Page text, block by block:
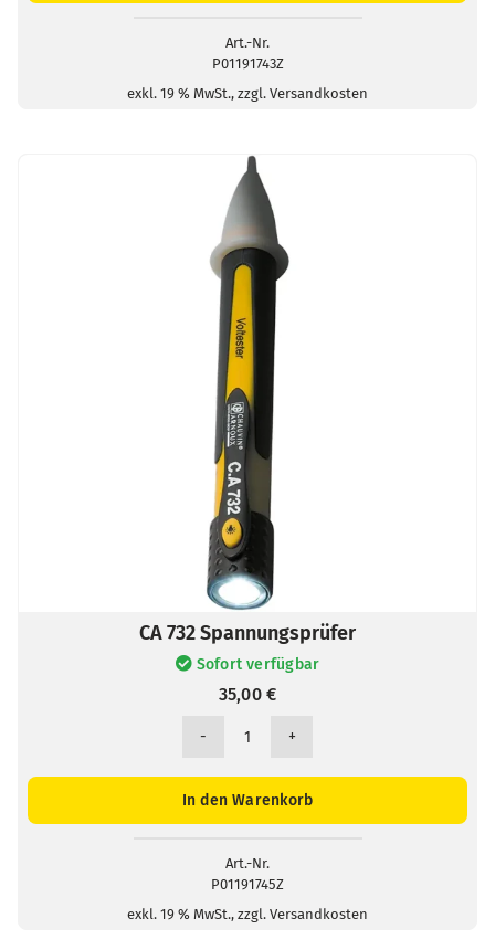
Art.-Nr.
P01191743Z
exkl. 19 % MwSt., zzgl. Versandkosten
CA 732 Spannungsprüfer
Sofort verfügbar
35,00€
CA
Spannungsprüfer
In den Warenkorb
Art.-Nr.
P01191745Z
exkl. 19 % MwSt., zzgl. Versandkosten